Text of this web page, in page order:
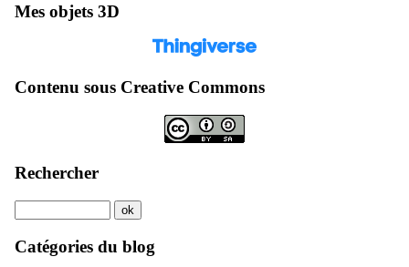
Mes objets 3D
Contenu sous Creative Commons
Rechercher
Catégories du blog